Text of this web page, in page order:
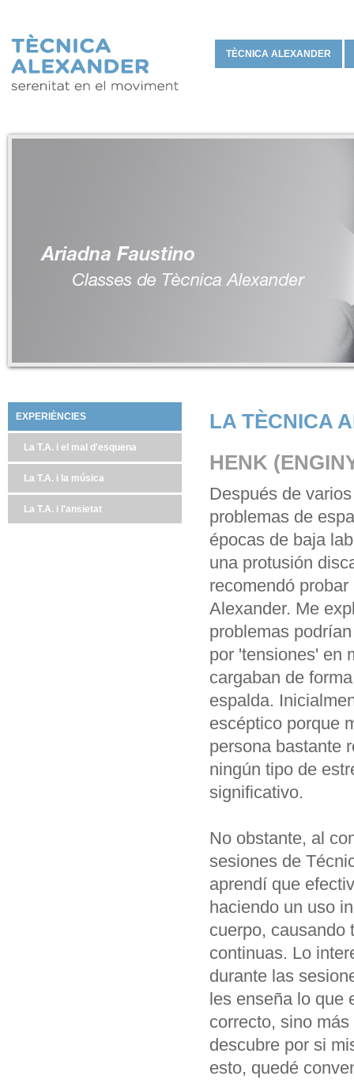
TÈCNICA ALEXANDER
EXPERIÈNCIES
La T.A. i el mal d'esquena
La T.A. i la música
La T.A. i l'ansietat
LA TÈCNICA
HENK
Después de
problemas de
épocas de baja
una protusión
recomendó
Alexander. Me
problemas
por 'tensiones' en
cargaban de
espalda.
escéptico porque
persona bastante
ningún tipo de
significativo.
No obstante, al
sesiones de
aprendí que
haciendo un uso
cuerpo, causando
continuas. Lo
durante las
les enseña lo que
correcto, sino
descubre por si
esto, quedé